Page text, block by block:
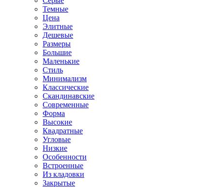
Темные
Цена
Элитные
Дешевые
Размеры
Большие
Маленькие
Стиль
Минимализм
Классические
Скандинавские
Современные
Форма
Высокие
Квадратные
Угловые
Низкие
Особенности
Встроенные
Из кладовки
Закрытые